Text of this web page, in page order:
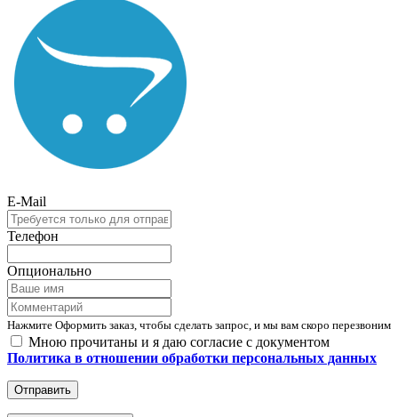
E-Mail
Телефон
Опционально
Нажмите Оформить заказ, чтобы сделать запрос, и мы вам скоро перезвоним
Мною прочитаны и я даю согласие с документом
Политика в отношении обработки персональных данных
Отправить